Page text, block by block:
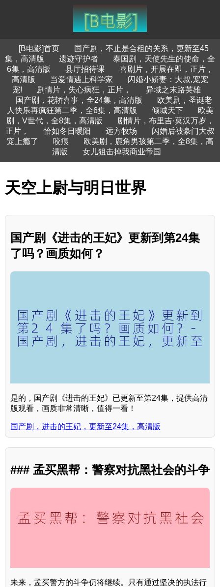
[B电影]首页
国产剧，不止是合租的关系，更新至45
集，高清版
遗迹守护者
泰国剧，天使先生的使命，全
6集，高清版
县厅招待课
喜剧片，开展在即，正片，
高清版
当爱情遇上科学家
闪婚小娇妻：大叔,宠宠
宠!
剧情片，失心病狂，正片，
异域之末路英雄
国产剧，花轿喜事，全24集，高清版
欧美剧，圣诞老
人快乐再疯狂第二季，全6集，高清版
倾城天下
欧美
剧，V世代，全8集，高清版
剧情片，布里吉·莫汉万岁，
正片，
恰如冬日暖阳 远方牧场
闪婚后被豪门大叔
宠上瘾了
咬痕
欧美剧，鹿角男孩第二季，全8集，高
清版
女儿狙击掉我商业帝国
天空上尉与明日世界
国产剧《进击的王妃》更新到第24集
了吗？画质如何？
是的，国产剧《进击的王妃》已更新至第24集，提供高清
版观看，画质非常清晰，值得一看！
国产剧，进击的王妃，更新至24集，高清版
### 孟买黑帮：警察对抗黑社会的斗争
未来，孟买警方的斗争仍将继续。只有通过坚决的执法行